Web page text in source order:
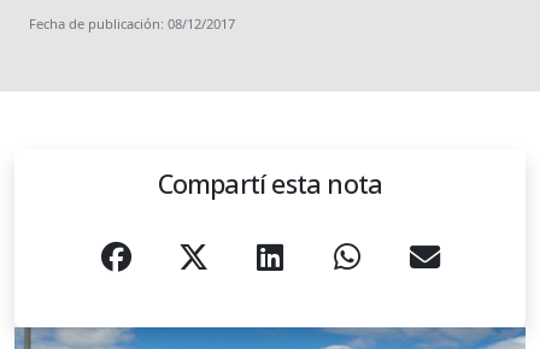
Fecha de publicación: 08/12/2017
Compartí esta nota